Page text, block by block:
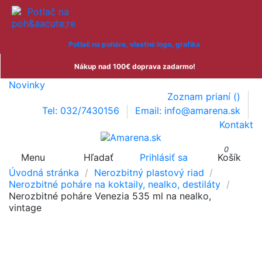
Potlač na poháre, vlastné logo, grafika
Nákup nad 100€ doprava zadarmo!
Novinky
Zoznam prianí ()
Tel: 032/7430156
Email: info@amarena.sk
Kontakt
Menu Hľadať Prihlásiť sa
0
Košík
Úvodná stránka
Nerozbitný plastový riad
Nerozbitné poháre na koktaily, nealko, destiláty
Nerozbitné poháre Venezia 535 ml na nealko,
vintage